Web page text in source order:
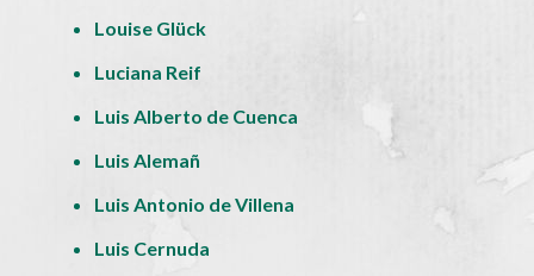
Louise Glück
Luciana Reif
Luis Alberto de Cuenca
Luis Alemañ
Luis Antonio de Villena
Luis Cernuda